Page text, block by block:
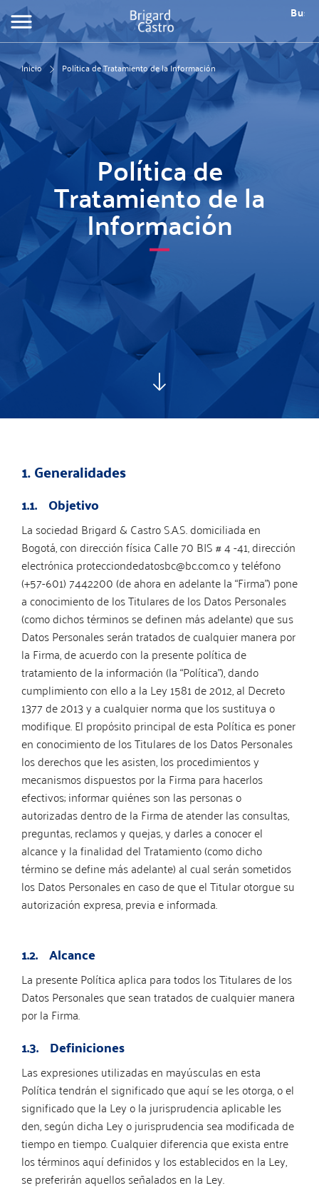
Pasar
al
contenido
de
Inicio Política de Tratamiento de la Información
Política de
Tratamiento de la
Información
1. Generalidades
1.1. Objetivo
La sociedad Brigard & Castro S.A.S. domiciliada en
Bogotá, con dirección física Calle 70 BIS # 4 -41, dirección
electrónica protecciondedatosbc@bc.com.co y teléfono
(+57-601) 7442200 (de ahora en adelante la “Firma”) pone
a conocimiento de los Titulares de los Datos Personales
(como dichos términos se definen más adelante) que sus
Datos Personales serán tratados de cualquier manera por
la Firma, de acuerdo con la presente política de
tratamiento de la información (la “Política”), dando
cumplimiento con ello a la Ley 1581 de 2012, al Decreto
1377 de 2013 y a cualquier norma que los sustituya o
modifique. El propósito principal de esta Política es poner
en conocimiento de los Titulares de los Datos Personales
los derechos que les asisten, los procedimientos y
mecanismos dispuestos por la Firma para hacerlos
efectivos; informar quiénes son las personas o
autorizadas dentro de la Firma de atender las consultas,
preguntas, reclamos y quejas, y darles a conocer el
alcance y la finalidad del Tratamiento (como dicho
término se define más adelante) al cual serán sometidos
los Datos Personales en caso de que el Titular otorgue su
autorización expresa, previa e informada.
1.2. Alcance
La presente Política aplica para todos los Titulares de los
Datos Personales que sean tratados de cualquier manera
por la Firma.
1.3. Definiciones
Las expresiones utilizadas en mayúsculas en esta
Política tendrán el significado que aquí se les otorga, o el
significado que la Ley o la jurisprudencia aplicable les
den, según dicha Ley o jurisprudencia sea modificada de
tiempo en tiempo. Cualquier diferencia que exista entre
los términos aquí definidos y los establecidos en la Ley,
se preferirán aquellos señalados en la Ley.